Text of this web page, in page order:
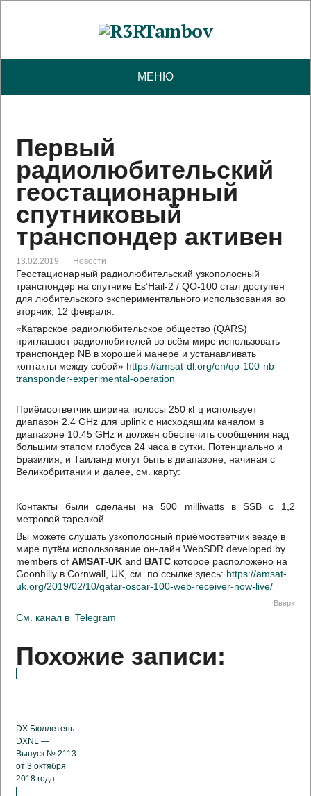
МЕНЮ
Первый
радиолюбительский
геостационарный
спутниковый
транспондер активен
13.02.2019 Новости
Геостационарный радиолюбительский узкополосный
транспондер на спутнике Es’Hail-2 / QO-100 стал доступен
для любительского экспериментального использования во
вторник, 12 февраля.
«Катарское радиолюбительское общество (QARS)
приглашает радиолюбителей во всём мире использовать
транспондер NB в хорошей манере и устанавливать
контакты между собой» https://amsat-dl.org/en/qo-100-nb-
transponder-experimental-operation
Приёмоответчик ширина полосы 250 кГц использует
диапазон 2.4 GHz для uplink с нисходящим каналом в
диапазоне 10.45 GHz и должен обеспечить сообщения над
большим этапом глобуса 24 часа в сутки. Потенциально и
Бразилия, и Таиланд могут быть в диапазоне, начиная с
Великобритании и далее, см. карту:
Контакты были сделаны на 500 milliwatts в SSB с 1,2
метровой тарелкой.
Вы можете слушать узкополосный приёмоответчик везде в
мире путём использование он-лайн WebSDR developed by
members ofAMSAT-UK and BATC которое расположено на
Goonhilly в Cornwall, UK, см. по ссылке здесь: https://amsat-
uk.org/2019/02/10/qatar-oscar-100-web-receiver-now-live/
Вверх
См. канал в Telegram
Похожие записи:
DX Бюллетень
DXNL —
Выпуск № 2113
от 3 октября
2018 года